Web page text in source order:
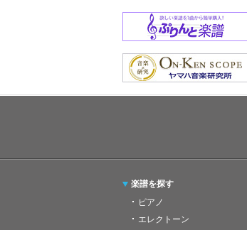
楽譜を探す
ピアノ
エレクトーン